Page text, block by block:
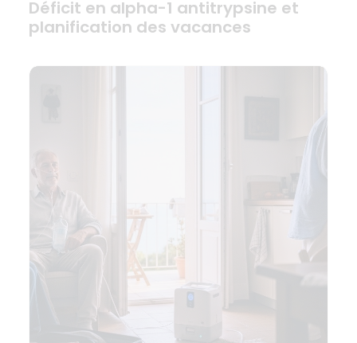
Déficit en alpha-1 antitrypsine et
planification des vacances